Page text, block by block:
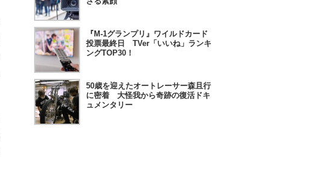
『M-1グランプリ』ワイルドカード
投票最終日 TVer「いいね」ランキ
ングTOP30！
50歳を迎えたオートレーサー森且行
に密着 大怪我から奇跡の復活ドキ
ュメンタリー